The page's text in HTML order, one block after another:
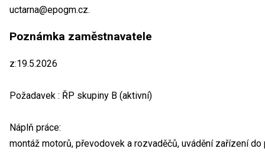
uctarna@epogm.cz.
Poznámka zaměstnavatele
z:19.5.2026
Požadavek : ŘP skupiny B (aktivní)
Náplň práce:
montáž motorů, převodovek a rozvaděčů, uvádění zařízení